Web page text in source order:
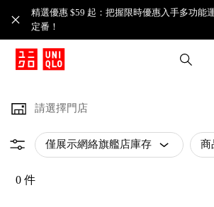
精選優惠 $59 起：把握限時優惠入手多功能
定番！​
請選擇門店
僅展示網絡旗艦店庫存 商
0 件